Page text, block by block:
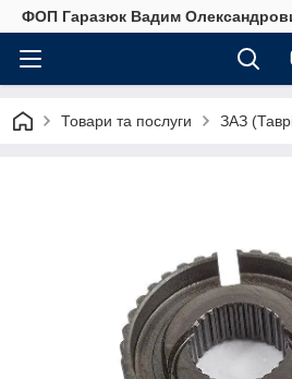
ФОП Гаразюк Вадим
Товари та послуги ЗАЗ